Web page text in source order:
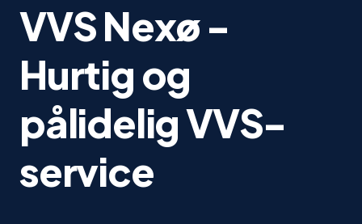
VVS Nexø -
Hurtig og
pålidelig VVS-
service